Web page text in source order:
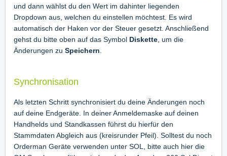
und dann wählst du den Wert im dahinter liegenden
Dropdown aus, welchen du einstellen möchtest. Es wird
automatisch der Haken vor der Steuer gesetzt. Anschließend
gehst du bitte oben auf das Symbol Diskette, um die
Änderungen zu Speichern.
Synchronisation
Als letzten Schritt synchronisiert du deine Änderungen noch
auf deine Endgeräte. In deiner Anmeldemaske auf deinen
Handhelds und Standkassen führst du hierfür den
Stammdaten Abgleich aus (kreisrunder Pfeil). Solltest du noch
Orderman Geräte verwenden unter SOL, bitte auch hier die